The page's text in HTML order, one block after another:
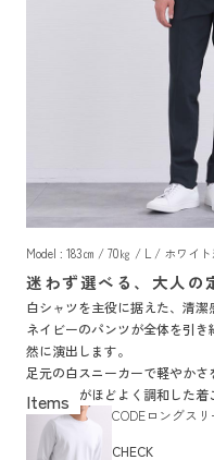
Model : 183㎝ / 70㎏ / L / ホワイト
迷わず選べる、大人の
白シャツを主役に据えた、清潔
ネイビーのパンツが全体を引
然に演出します。
足元の白スニーカーで軽やか
ックス感がほどよく調和した着
CODEロングス
CHECK